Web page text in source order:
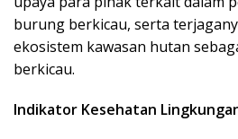
burung berkicau, serta
ekosistem kawasan hutan
berkicau.
Indikator Kesehatan